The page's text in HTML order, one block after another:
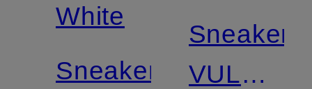
White
Sneaker
Sneaker
VULC